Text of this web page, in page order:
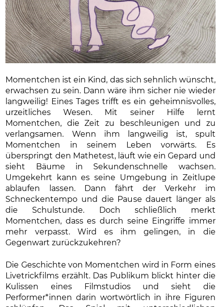
Momentchen ist ein Kind, das sich sehnlich wünscht,
erwachsen zu sein. Dann wäre ihm sicher nie wieder
langweilig! Eines Tages trifft es ein geheimnisvolles,
urzeitliches Wesen. Mit seiner Hilfe lernt
Momentchen, die Zeit zu beschleunigen und zu
verlangsamen. Wenn ihm langweilig ist, spult
Momentchen in seinem Leben vorwärts. Es
überspringt den Mathetest, läuft wie ein Gepard und
sieht Bäume in Sekundenschnelle wachsen.
Umgekehrt kann es seine Umgebung in Zeitlupe
ablaufen lassen. Dann fährt der Verkehr im
Schneckentempo und die Pause dauert länger als
die Schulstunde. Doch schließlich merkt
Momentchen, dass es durch seine Eingriffe immer
mehr verpasst. Wird es ihm gelingen, in die
Gegenwart zurückzukehren?
Die Geschichte von Momentchen wird in Form eines
Livetrickfilms erzählt. Das Publikum blickt hinter die
Kulissen eines Filmstudios und sieht die
Performer*innen darin wortwörtlich in ihre Figuren